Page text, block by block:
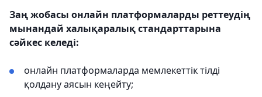
Заң жобасы онлайн платформаларды реттеудің
мынандай халықаралық стандарттарына
сәйкес келеді:
онлайн платформаларда мемлекеттік тілді
қолдану аясын кеңейту;